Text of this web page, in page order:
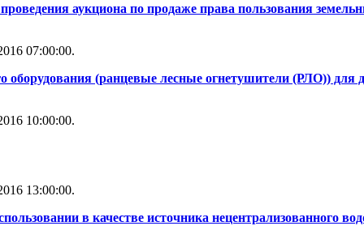
аукциона по продаже права пользования
07:00:00.
оборудования (ранцевые лесные огнетушители (РЛО))
10:00:00.
13:00:00.
в качестве источника нецентрализованного